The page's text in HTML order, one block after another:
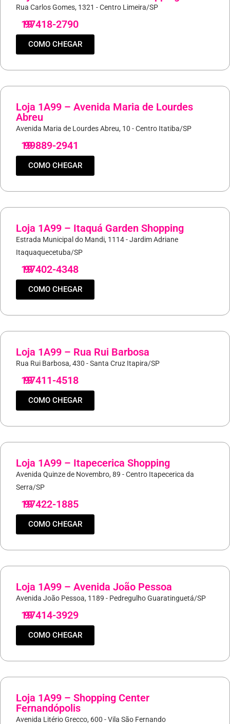
Rua Carlos Gomes, 1321 - Centro Limeira/SP
19
97418-2790
COMO CHEGAR
Loja 1A99 – Avenida Maria de Lourdes
Abreu
Avenida Maria de Lourdes Abreu, 10 - Centro Itatiba/SP
19
99889-2941
COMO CHEGAR
Loja 1A99 – Itaquá Garden Shopping
Estrada Municipal do Mandi, 1114 - Jardim Adriane
Itaquaquecetuba/SP
19
97402-4348
COMO CHEGAR
Loja 1A99 – Rua Rui Barbosa
Rua Rui Barbosa, 430 - Santa Cruz Itapira/SP
19
97411-4518
COMO CHEGAR
Loja 1A99 – Itapecerica Shopping
Avenida Quinze de Novembro, 89 - Centro Itapecerica da
Serra/SP
19
97422-1885
COMO CHEGAR
Loja 1A99 – Avenida João Pessoa
Avenida João Pessoa, 1189 - Pedregulho Guaratinguetá/SP
19
97414-3929
COMO CHEGAR
Loja 1A99 – Shopping Center
Fernandópolis
Avenida Litério Grecco, 600 - Vila São Fernando